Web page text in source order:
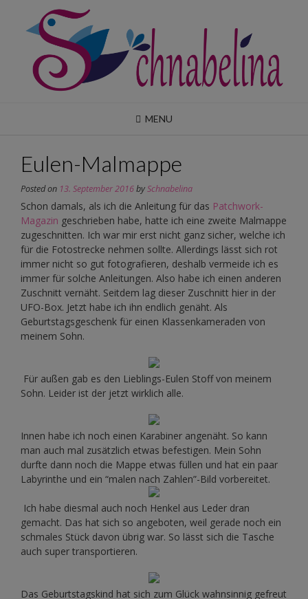
content
MENU
Eulen-Malmappe
Posted on 13. September 2016bySchnabelina
Schon damals, als ich die Anleitung für das Patchwork-
Magazin geschrieben habe, hatte ich eine zweite Malmappe
zugeschnitten. Ich war mir erst nicht ganz sicher, welche ich
für die Fotostrecke nehmen sollte. Allerdings lässt sich rot
immer nicht so gut fotografieren, deshalb vermeide ich es
immer für solche Anleitungen. Also habe ich einen anderen
Zuschnitt vernäht. Seitdem lag dieser Zuschnitt hier in der
UFO-Box. Jetzt habe ich ihn endlich genäht. Als
Geburtstagsgeschenk für einen Klassenkameraden von
meinem Sohn.
Für außen gab es den Lieblings-Eulen Stoff von meinem
Sohn. Leider ist der jetzt wirklich alle.
Innen habe ich noch einen Karabiner angenäht. So kann
man auch mal zusätzlich etwas befestigen. Mein Sohn
durfte dann noch die Mappe etwas füllen und hat ein paar
Labyrinthe und ein “malen nach Zahlen”-Bild vorbereitet.
Ich habe diesmal auch noch Henkel aus Leder dran
gemacht. Das hat sich so angeboten, weil gerade noch ein
schmales Stück davon übrig war. So lässt sich die Tasche
auch super transportieren.
Das Geburtstagskind hat sich zum Glück wahnsinnig gefreut